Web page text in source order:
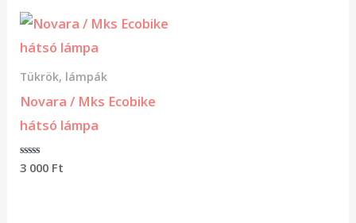
Tükrök, lámpák
Novara / Mks Ecobike
hátsó lámpa
Értékelés:
3 000 Ft